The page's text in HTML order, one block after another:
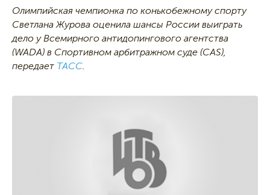
Олимпийская чемпионка по конькобежному спорту
Светлана Журова оценила шансы России выиграть
дело у Всемирного антидопингового агентства
(WADA) в Спортивном арбитражном суде (CAS),
передает ТАСС